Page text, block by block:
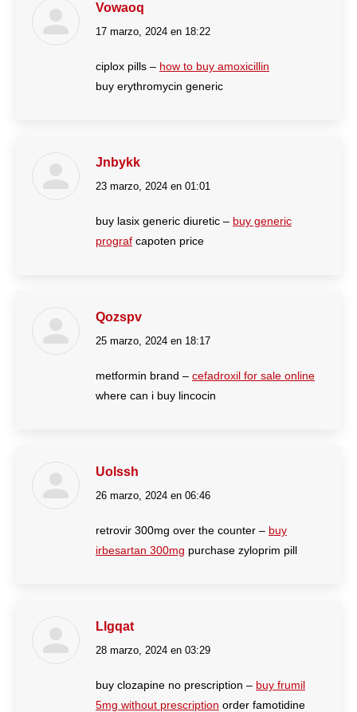
Vowaoq
dice:
17 marzo, 2024 en 18:22
ciplox pills – how to buy amoxicillin
buy erythromycin generic
Jnbykk
dice:
23 marzo, 2024 en 01:01
buy lasix generic diuretic – buy generic
prograf capoten price
Qozspv
dice:
25 marzo, 2024 en 18:17
metformin brand – cefadroxil for sale online
where can i buy lincocin
Uolssh
dice:
26 marzo, 2024 en 06:46
retrovir 300mg over the counter – buy
irbesartan 300mg purchase zyloprim pill
Llgqat
dice:
28 marzo, 2024 en 03:29
buy clozapine no prescription – buy frumil
5mg without prescription order famotidine